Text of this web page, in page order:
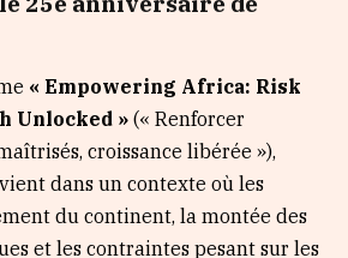
« Empowering Africa: Risk
Unlocked » (« Renforcer
croissance libérée »),
dans un contexte où les
du continent, la montée des
et les contraintes pesant sur les